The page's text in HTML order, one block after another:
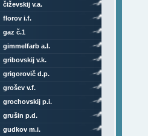
čiževskij v.a.
florov i.f.
gaz č.1
gimmelfarb a.l.
gribovskij v.k.
grigorovič d.p.
grošev v.f.
grochovskij p.i.
grušin p.d.
gudkov m.i.